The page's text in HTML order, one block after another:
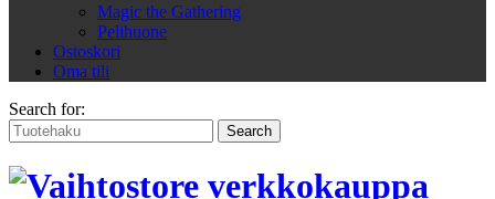
Magic the Gathering
Pelihuone
Ostoskori
Oma tili
Search for: